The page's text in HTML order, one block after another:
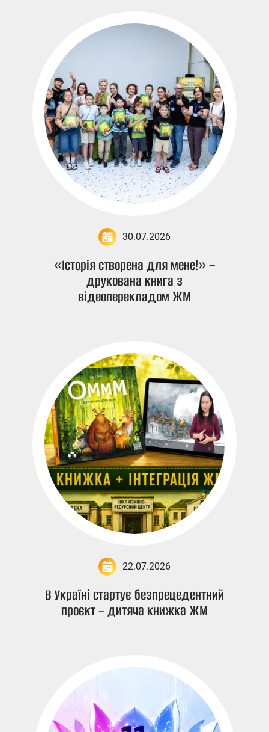
30.07.2026
«Історія створена для мене!» –
друкована книга з
відеоперекладом ЖМ
22.07.2026
В Україні стартує безпрецедентний
проєкт – дитяча книжка ЖМ